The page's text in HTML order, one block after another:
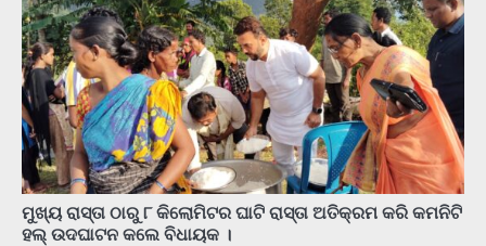
ମୁଖ୍ୟ ରାସ୍ତା ଠାରୁ ୮ କିଲୋମିଟର ଘାଟି ରାସ୍ତା ଅତିକ୍ରମ କରି କମନିଟି
ହଲ୍ ଉଦଘାଟନ କଲେ ବିଧାୟକ ।